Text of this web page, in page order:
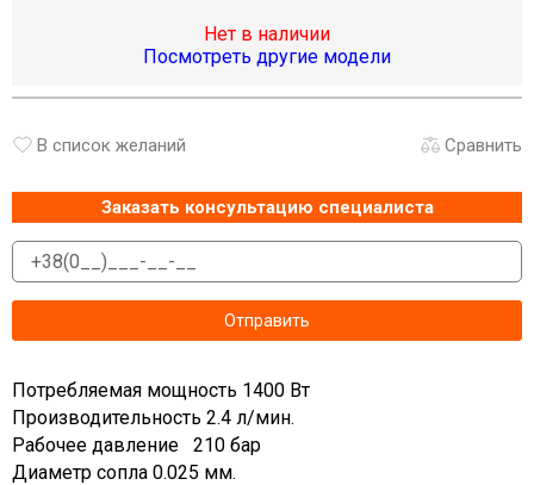
Нет в наличии
Посмотреть другие модели
В список желаний Сравнить
Заказать консультацию специалиста
Потребляемая мощность 1400 Вт
Производительность 2.4 л/мин.
Рабочее давление 210 бар
Диаметр сопла 0.025 мм.